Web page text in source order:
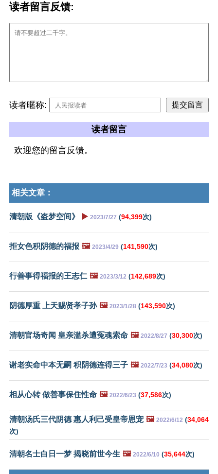
读者留言反馈:
读者暱称:
读者留言
欢迎您的留言反馈。
相关文章：
清朝版《盗梦空间》 ▶️ 2023/7/27 (94,399次)
拒女色积阴德的福报 🖼️ 2023/4/29 (141,590次)
行善事得福报的王志仁 🖼️ 2023/3/12 (142,689次)
阴德厚重 上天赐贤孝子孙 🖼️ 2023/1/28 (143,590次)
清朝官场奇闻 皇亲滥杀遭冤魂索命 🖼️ 2022/8/27 (30,300次)
谢老实命中本无嗣 积阴德连得三子 🖼️ 2022/7/23 (34,080次)
相从心转 做善事保住性命 🖼️ 2022/6/23 (37,586次)
清朝汤氏三代阴德 惠人利己受皇帝恩宠 🖼️ 2022/6/12 (34,064
次)
清朝名士白日一梦 揭晓前世今生 🖼️ 2022/6/10 (35,644次)